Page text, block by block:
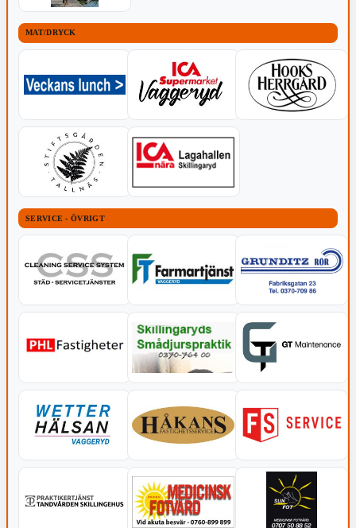
MAT/DRYCK
SERVICE - ÖVRIGT